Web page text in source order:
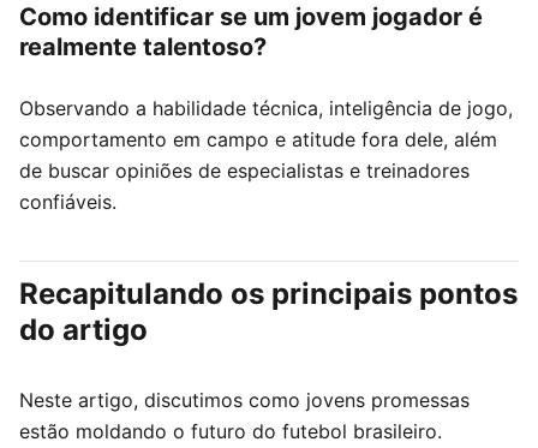
Como identificar se um jovem jogador é
realmente talentoso?
Observando a habilidade técnica, inteligência de jogo,
comportamento em campo e atitude fora dele, além
de buscar opiniões de especialistas e treinadores
confiáveis.
Recapitulando os principais pontos
do artigo
Neste artigo, discutimos como jovens promessas
estão moldando o futuro do futebol brasileiro.